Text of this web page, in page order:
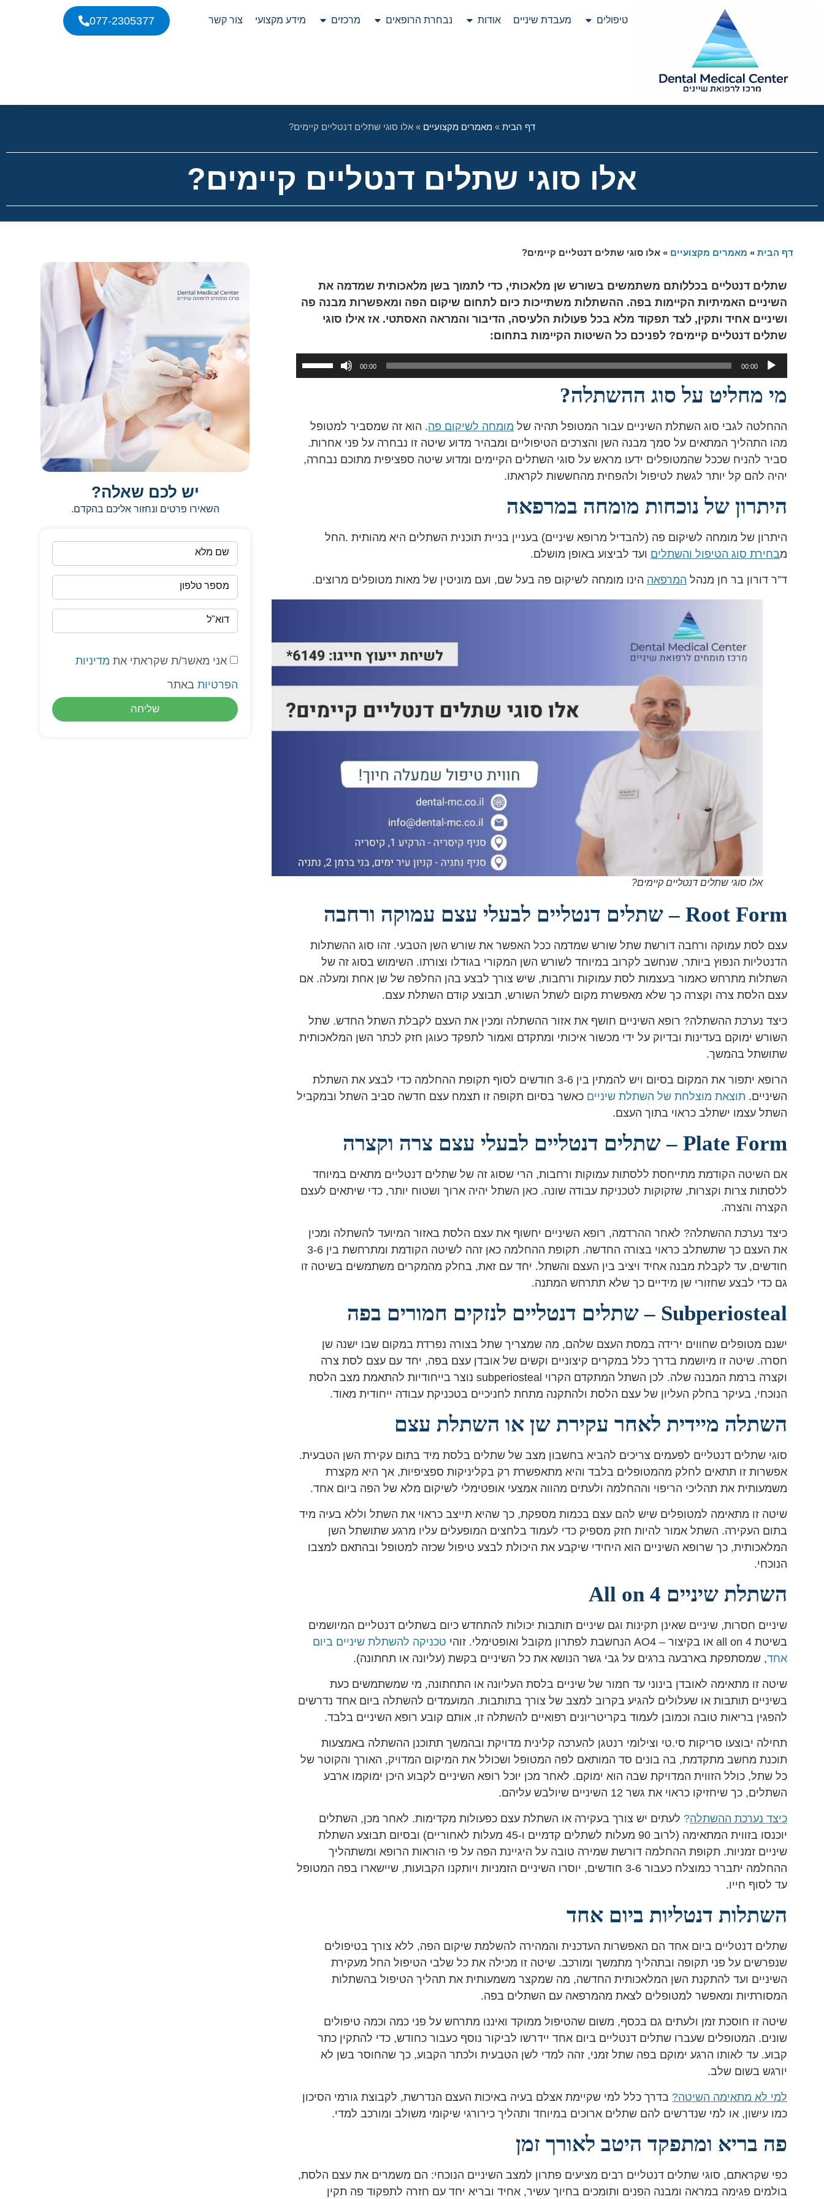
טיפולים מעבדת שיניים אודות נבחרת הרופאים מרכזים מידע מקצועי צור קשר 077-2305377
דף הבית » מאמרים מקצועיים » אלו סוגי שתלים דנטליים קיימים?
אלו סוגי שתלים דנטליים קיימים?
דף הבית » מאמרים מקצועיים » אלו סוגי שתלים דנטליים קיימים?
שתלים דנטליים בכללותם משתמשים בשורש שן מלאכותי, כדי לתמוך בשן מלאכותית שמדמה את
השיניים האמיתיות הקיימות בפה. ההשתלות משתייכות כיום לתחום שיקום הפה ומאפשרות מבנה פה
ושיניים אחיד ותקין, לצד תפקוד מלא בכל פעולות הלעיסה, הדיבור והמראה האסתטי. אז אילו סוגי
שתלים דנטליים קיימים? לפניכם כל השיטות הקיימות בתחום:
אודיו
00:00
00:00
השתמש
במקש
מי מחליט על סוג ההשתלה?
ההחלטה לגבי סוג השתלת השיניים עבור המטופל תהיה של מומחה לשיקום פה. הוא זה שמסביר למטופל
מהו התהליך המתאים על סמך מבנה השן והצרכים הטיפוליים ומבהיר מדוע שיטה זו נבחרה על פני אחרות.
סביר להניח שככל שהמטופלים ידעו מראש על סוגי השתלים הקיימים ומדוע שיטה ספציפית מתוכם נבחרה,
יהיה להם קל יותר לגשת לטיפול ולהפחית מהחששות לקראתו.
היתרון של נוכחות מומחה במרפאה
היתרון של מומחה לשיקום פה (להבדיל מרופא שיניים) בעניין בניית תוכנית השתלים היא מהותית .החל
מבחירת סוג הטיפול והשתלים ועד לביצוע באופן מושלם.
ד”ר דורון בר חן מנהל המרפאה הינו מומחה לשיקום פה בעל שם, ועם מוניטין של מאות מטופלים מרוצים.
אלו סוגי שתלים דנטליים קיימים?
Root Form – שתלים דנטליים לבעלי עצם עמוקה ורחבה
עצם לסת עמוקה ורחבה דורשת שתל שורש שמדמה ככל האפשר את שורש השן הטבעי. זהו סוג ההשתלות
הדנטליות הנפוץ ביותר, שנחשב לקרוב במיוחד לשורש השן המקורי בגודלו וצורתו. השימוש בסוג זה של
השתלות מתרחש כאמור בעצמות לסת עמוקות ורחבות, שיש צורך לבצע בהן החלפה של שן אחת ומעלה. אם
עצם הלסת צרה וקצרה כך שלא מאפשרת מקום לשתל השורש, תבוצע קודם השתלת עצם.
כיצד נערכת ההשתלה? רופא השיניים חושף את אזור ההשתלה ומכין את העצם לקבלת השתל החדש. שתל
השורש ימוקם בעדינות ובדיוק על ידי מכשור איכותי ומתקדם ואמור לתפקד כעוגן חזק לכתר השן המלאכותית
שתושתל בהמשך.
הרופא יתפור את המקום בסיום ויש להמתין בין 3-6 חודשים לסוף תקופת ההחלמה כדי לבצע את השתלת
השיניים. תוצאת מוצלחת של השתלת שיניים כאשר בסיום תקופה זו תצמח עצם חדשה סביב השתל ובמקביל
השתל עצמו ישתלב כראוי בתוך העצם.
Plate Form – שתלים דנטליים לבעלי עצם צרה וקצרה
אם השיטה הקודמת מתייחסת ללסתות עמוקות ורחבות, הרי שסוג זה של שתלים דנטליים מתאים במיוחד
ללסתות צרות וקצרות, שזקוקות לטכניקת עבודה שונה. כאן השתל יהיה ארוך ושטוח יותר, כדי שיתאים לעצם
הקצרה והצרה.
כיצד נערכת ההשתלה? לאחר ההרדמה, רופא השיניים יחשוף את עצם הלסת באזור המיועד להשתלה ומכין
את העצם כך שתשתלב כראוי בצורה החדשה. תקופת ההחלמה כאן זהה לשיטה הקודמת ומתרחשת בין 3-6
חודשים, עד לקבלת מבנה אחיד ויציב בין העצם והשתל. יחד עם זאת, בחלק מהמקרים משתמשים בשיטה זו
גם כדי לבצע שחזורי שן מידיים כך שלא תתרחש המתנה.
Subperiosteal – שתלים דנטליים לנזקים חמורים בפה
ישנם מטופלים שחווים ירידה במסת העצם שלהם, מה שמצריך שתל בצורה נפרדת במקום שבו ישנה שן
חסרה. שיטה זו מיושמת בדרך כלל במקרים קיצוניים וקשים של אובדן עצם בפה, יחד עם עצם לסת צרה
וקצרה ברמת המבנה שלה. לכן השתל המתקדם הקרוי subperiosteal נוצר בייחודיות להתאמת מצב הלסת
הנוכחי, בעיקר בחלק העליון של עצם הלסת ולהתקנה מתחת לחניכיים בטכניקת עבודה ייחודית מאוד.
השתלה מיידית לאחר עקירת שן או השתלת עצם
סוגי שתלים דנטליים לפעמים צריכים להביא בחשבון מצב של שתלים בלסת מיד בתום עקירת השן הטבעית.
אפשרות זו תתאים לחלק מהמטופלים בלבד והיא מתאפשרת רק בקליניקות ספציפיות, אך היא מקצרת
משמעותית את תהליכי הריפוי וההחלמה ולעתים מהווה אמצעי אופטימלי לשיקום מלא של הפה ביום אחד.
שיטה זו מתאימה למטופלים שיש להם עצם בכמות מספקת, כך שהיא תייצב כראוי את השתל וללא בעיה מיד
בתום העקירה. השתל אמור להיות חזק מספיק כדי לעמוד בלחצים המופעלים עליו מרגע שתושתל השן
המלאכותית, כך שרופא השיניים הוא היחידי שיקבע את היכולת לבצע טיפול שכזה למטופל ובהתאם למצבו
הנוכחי.
השתלת שיניים All on 4
שיניים חסרות, שיניים שאינן תקינות וגם שיניים תותבות יכולות להתחדש כיום בשתלים דנטליים המיושמים
בשיטת all on 4 או בקיצור – AO4 הנחשבת לפתרון מקובל ואופטימלי. זוהי
טכניקה להשתלת שיניים ביום
אחד, שמסתפקת בארבעה ברגים על גבי גשר הנושא את כל השיניים בקשת (עליונה או תחתונה).
שיטה זו מתאימה לאובדן בינוני עד חמור של שיניים בלסת העליונה או התחתונה, מי שמשתמשים כעת
בשיניים תותבות או שעלולים להגיע בקרוב למצב של צורך בתותבות. המועמדים להשתלה ביום אחד נדרשים
להפגין בריאות טובה וכמובן לעמוד בקריטריונים רפואיים להשתלה זו, אותם קובע רופא השיניים בלבד.
תחילה יבוצעו סריקות סי.טי וצילומי רנטגן להערכה קלינית מדויקת ובהמשך תתוכנן ההשתלה באמצעות
תוכנת מחשב מתקדמת, בה בונים סד המותאם לפה המטופל ושכולל את המיקום המדויק, האורך והקוטר של
כל שתל, כולל הזווית המדויקת שבה הוא ימוקם. לאחר מכן יוכל רופא השיניים לקבוע היכן ימוקמו ארבע
השתלים, כך שיחזיקו כראוי את גשר 12 השיניים שיולבש עליהם.
כיצד נערכת ההשתלה? לעתים יש צורך בעקירה או השתלת עצם כפעולות מקדימות. לאחר מכן, השתלים
יוכנסו בזווית המתאימה (לרוב 90 מעלות לשתלים קדמיים ו-45 מעלות לאחוריים) ובסיום תבוצע השתלת
שיניים זמניות. תקופת ההחלמה דורשת שמירה טובה על היגיינת הפה על פי הוראות הרופא ומשתהליך
ההחלמה יתברר כמוצלח כעבור 3-6 חודשים, יוסרו השיניים הזמניות ויותקנו הקבועות, שיישארו בפה המטופל
עד לסוף חייו.
השתלות דנטליות ביום אחד
שתלים דנטליים ביום אחד הם האפשרות העדכנית והמהירה להשלמת שיקום הפה, ללא צורך בטיפולים
שנפרשים על פני תקופה ובתהליך מתמשך ומורכב. שיטה זו מכילה את כל שלבי הטיפול החל מעקירת
השיניים ועד להתקנת השן המלאכותית החדשה, מה שמקצר משמעותית את תהליך הטיפול בהשתלות
המסורתיות ומאפשר למטופלים לצאת מהמרפאה עם השתלים בפה.
שיטה זו חוסכת זמן ולעתים גם בכסף, משום שהטיפול ממוקד ואיננו מתרחש על פני כמה וכמה טיפולים
שונים. המטופלים שעברו שתלים דנטליים ביום אחד יידרשו לביקור נוסף כעבור כחודש, כדי להתקין כתר
קבוע. עד לאותו הרגע ימוקם בפה שתל זמני, זהה למדי לשן הטבעית ולכתר הקבוע, כך שהחוסר בשן לא
יורגש בשום שלב.
למי לא מתאימה השיטה? בדרך כלל למי שקיימת אצלם בעיה באיכות העצם הנדרשת, לקבוצת גורמי הסיכון
כמו עישון, או למי שנדרשים להם שתלים ארוכים במיוחד ותהליך כירורגי שיקומי משולב ומורכב למדי.
פה בריא ומתפקד היטב לאורך זמן
כפי שקראתם, סוגי שתלים דנטליים רבים מציעים פתרון למצב השיניים הנוכחי: הם משמרים את עצם הלסת,
בולמים פגימה במראה ומבנה הפנים ותומכים בחיוך עשיר, אחיד ובריא יחד עם חזרה לתפקוד פה תקין
יש לכם שאלה?
השאירו פרטים ונחזור אליכם בהקדם.
שם מלא
מספר טלפון
דוא"ל
אני מאשר/ת שקראתי את מדיניות
הפרטיות באתר
שליחה